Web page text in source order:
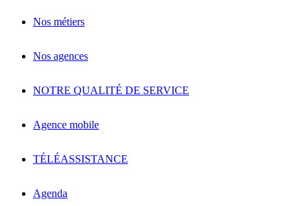
Nos métiers
Nos agences
NOTRE QUALITÉ DE SERVICE
Agence mobile
TÉLÉASSISTANCE
Agenda